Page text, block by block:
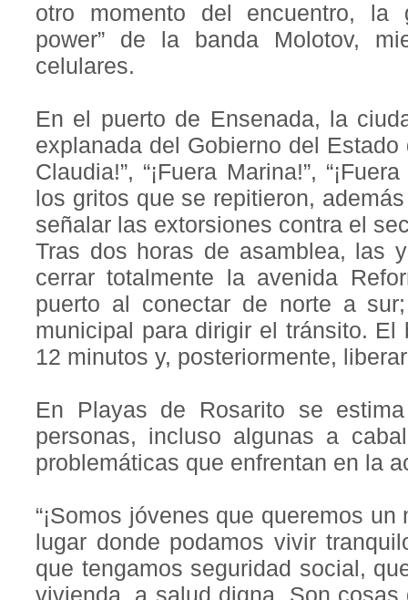
otro momento del encuentro, la
power” de la banda Molotov,
celulares.
En el puerto de Ensenada, la
explanada del Gobierno del Estado
Claudia!”, “¡Fuera Marina!”,
los gritos que se repitieron,
señalar las extorsiones contra el
Tras dos horas de asamblea, las
cerrar totalmente la avenida
puerto al conectar de norte a
municipal para dirigir el tránsito. El
12 minutos y, posteriormente,
En Playas de Rosarito se
personas, incluso algunas a
problemáticas que enfrentan en la
“¡Somos jóvenes que queremos
lugar donde podamos vivir
que tengamos seguridad social,
vivienda, a salud digna. Son